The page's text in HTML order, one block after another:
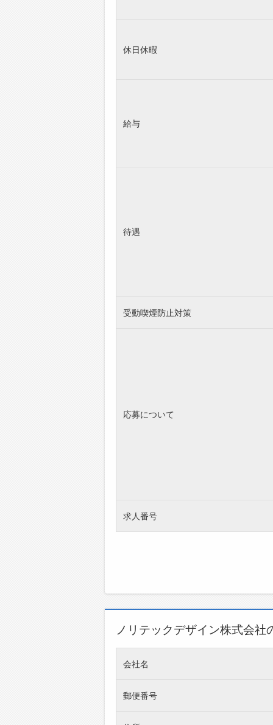
休日休暇
給与
待遇
受動喫煙防止対策
応募について
求人番号
ノリテックデザイン株式会社
会社名
郵便番号